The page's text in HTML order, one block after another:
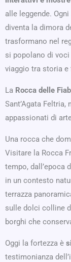
alle leggende.
diventa la dimora
trasformano nel
si popolano di
viaggio tra storia e
La Rocca delle
Sant’Agata
appassionati di
Una rocca che
Visitare la Rocca
tempo, dall’epoca
in un contesto
terrazza
sulle dolci colline
borghi che
Oggi la fortezza è
testimonianza